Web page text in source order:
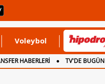
Voleybol
HABERLERİ TV'DE BUGÜN